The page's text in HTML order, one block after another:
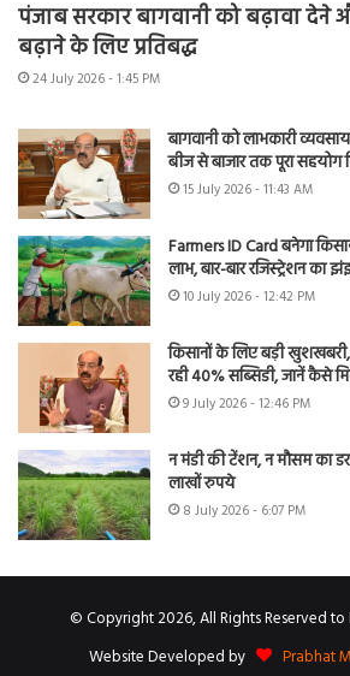
पंजाब सरकार बागवानी को बढ़ावा
बढ़ाने के लिए प्रतिबद्ध
24 July 2026 - 1:45 PM
बागवानी को लाभकारी
बीज से बाजार तक पूरा सहयोग
15 July 2026 - 11:43 AM
Farmers ID Card बनेगा
लाभ, बार-बार रजिस्ट्रेशन
10 July 2026 - 12:42 PM
किसानों के लिए बड़ी
रही 40% सब्सिडी, जानें कैसे
9 July 2026 - 12:46 PM
न मंडी की टेंशन, न मौसम का
लाखों रुपये
8 July 2026 - 6:07 PM
© Copyright 2026, All Rights Reserved to
Website Developed by
Prabhat